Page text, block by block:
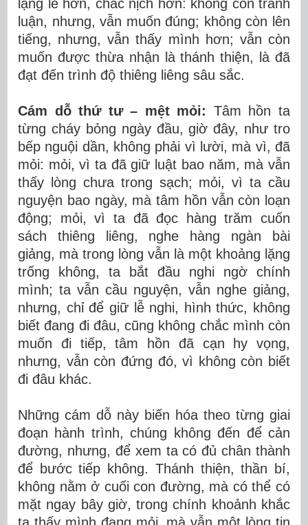
lặng lẽ hơn, chắc nịch hơn: không còn tranh
luận, nhưng, vẫn muốn đúng; không còn lên
tiếng, nhưng, vẫn thấy mình hơn; vẫn còn
muốn được thừa nhận là thánh thiện, là đã
đạt đến trình độ thiêng liêng sâu sắc.
Cám dỗ thứ tư – mệt mỏi: Tâm hồn ta
từng cháy bỏng ngày đầu, giờ đây, như tro
bếp nguội dần, không phải vì lười, mà vì, đã
mỏi: mỏi, vì ta đã giữ luật bao năm, mà vẫn
thấy lòng chưa trong sạch; mỏi, vì ta cầu
nguyện bao ngày, mà tâm hồn vẫn còn loạn
động; mỏi, vì ta đã đọc hàng trăm cuốn
sách thiêng liêng, nghe hàng ngàn bài
giảng, mà trong lòng vẫn là một khoảng lặng
trống không, ta bắt đầu nghi ngờ chính
mình; ta vẫn cầu nguyện, vẫn nghe giảng,
nhưng, chỉ để giữ lễ nghi, hình thức, không
biết đang đi đâu, cũng không chắc mình còn
muốn đi tiếp, tâm hồn đã cạn hy vọng,
nhưng, vẫn còn đứng đó, vì không còn biết
đi đâu khác.
Những cám dỗ này biến hóa theo từng giai
đoạn hành trình, chúng không đến để cản
đường, nhưng, để xem ta có đủ chân thành
để bước tiếp không. Thánh thiện, thần bí,
không nằm ở cuối con đường, mà có thể có
mặt ngay bây giờ, trong chính khoảnh khắc